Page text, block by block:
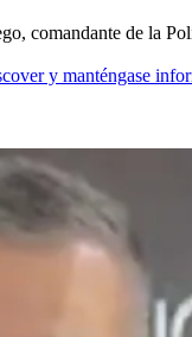
comandante de la
y manténgase